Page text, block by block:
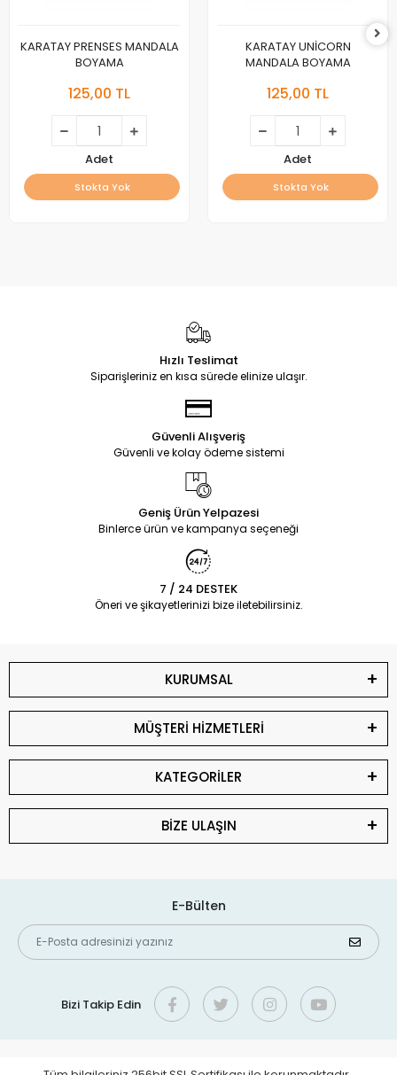
KARATAY PRENSES MANDALA
BOYAMA
125,00 TL
Adet
Stokta Yok
KARATAY UNİCORN
MANDALA BOYAMA
125,00 TL
Adet
Stokta Yok
Hızlı Teslimat
Siparişleriniz en kısa sürede elinize ulaşır.
Güvenli Alışveriş
Güvenli ve kolay ödeme sistemi
Geniş Ürün Yelpazesi
Binlerce ürün ve kampanya seçeneği
7 / 24 DESTEK
Öneri ve şikayetlerinizi bize iletebilirsiniz.
KURUMSAL
MÜŞTERİ HİZMETLERİ
KATEGORİLER
BİZE ULAŞIN
E-Bülten
Bizi Takip Edin